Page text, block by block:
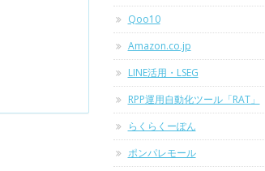
Qoo10
Amazon.co.jp
LINE活用・LSEG
RPP運用自動化ツール「RAT」
らくらくーぽん
ポンパレモール